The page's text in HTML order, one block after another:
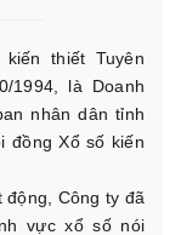
thiết Tuyên
1994, là Doanh
nhân dân tỉnh
đồng Xổ số kiến
động, Công ty đã
vực xổ số nói